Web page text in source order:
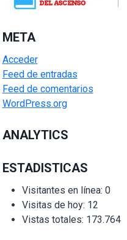
META
Acceder
Feed de entradas
Feed de comentarios
WordPress.org
ANALYTICS
ESTADISTICAS
Visitantes en línea: 0
Visitas de hoy: 12
Vistas totales: 173.764